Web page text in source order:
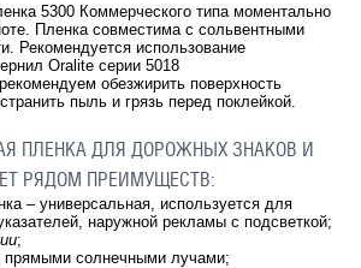
5300 Коммерческого типа моментально
Пленка совместима с сольвентными
Рекомендуется использование
Oralite серии 5018
обезжирить поверхность
пыль и грязь перед поклейкой.
ПЛЕНКА ДЛЯ ДОРОЖНЫХ ЗНАКОВ И
РЯДОМ ПРЕИМУЩЕСТВ:
– универсальная, используется для
наружной рекламы с подсветкой;
;
солнечными лучами;